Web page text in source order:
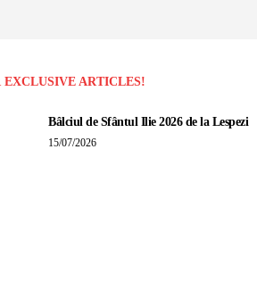
EXCLUSIVE ARTICLES!
Bâlciul de Sfântul Ilie 2026 de la Lespezi
15/07/2026